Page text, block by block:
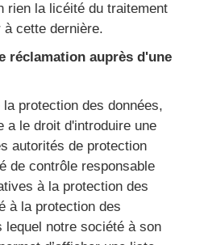
rien la licéité du traitement
à cette dernière.
réclamation auprès d'une
protection des données,
a le droit d'introduire une
autorités de protection
de contrôle responsable
à la protection des
à la protection des
lequel notre société à son